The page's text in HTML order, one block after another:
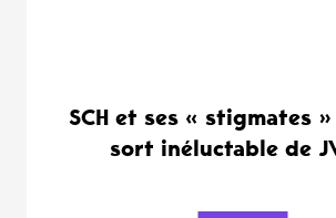
SCH et ses « stigmates
sort inéluctable de